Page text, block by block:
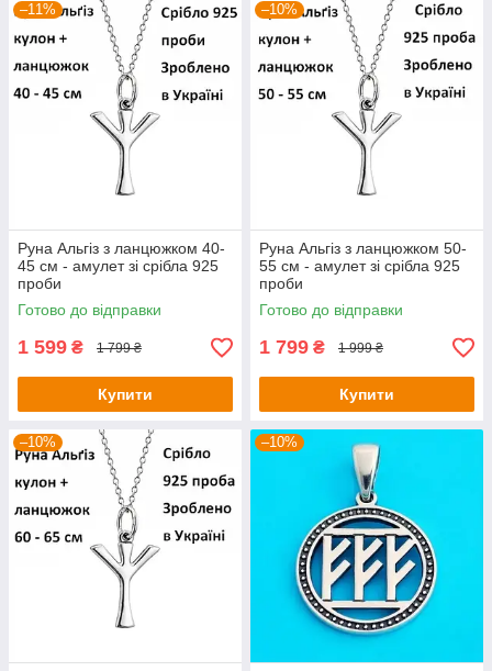
–11%
Руна Альгіз з ланцюжком 40-
45 см - амулет зі срібла 925
проби
Готово до відправки
1 599 ₴ 1 799 ₴
Купити
–10%
Руна Альгіз з ланцюжком 50-
55 см - амулет зі срібла 925
проби
Готово до відправки
1 799 ₴ 1 999 ₴
Купити
–10% –10%